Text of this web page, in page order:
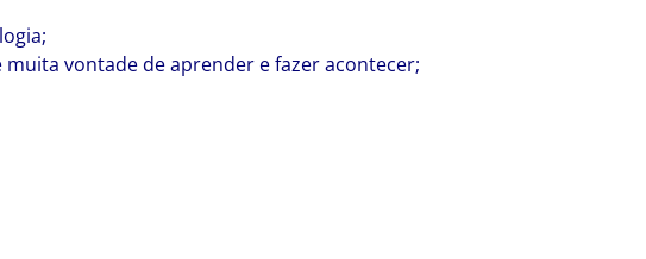
vontade de aprender e fazer acontecer;